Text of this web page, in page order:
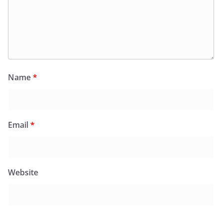
Name*
Email*
Website